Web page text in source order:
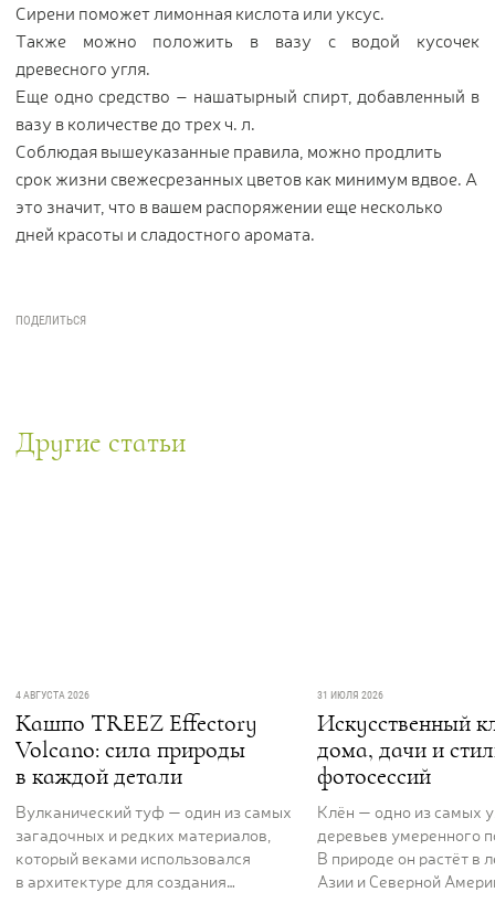
Сирени поможет лимонная кислота или уксус.
Также можно положить в вазу с водой кусочек
древесного угля.
Еще одно средство – нашатырный спирт, добавленный в
вазу в количестве до трех ч. л.
Соблюдая вышеуказанные правила, можно продлить
срок жизни свежесрезанных цветов как минимум вдвое. А
это значит, что в вашем распоряжении еще несколько
дней красоты и сладостного аромата.
Другие статьи
4 АВГУСТА 2026
Кашпо TREEZ Effectory
Volcano: сила природы
в каждой детали
Вулканический туф — один из самых
загадочных и редких материалов,
который веками использовался
в архитектуре для создания
31 ИЮЛЯ 2026
Искусственный
дома, дачи и
фотосессий
Клён — одно из самых
деревьев умеренного
В природе он растёт в
Азии и Северной